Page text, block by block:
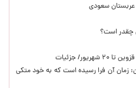
عربستان سعودی
چقدر است؟
جزئیات
زمان آن فرا رسیده است که به خود متکی